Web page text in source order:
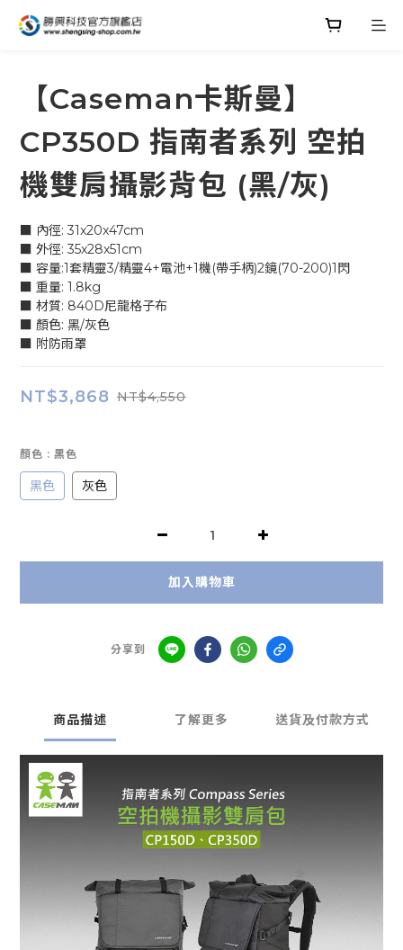
【Caseman卡斯曼】
CP350D 指南者系列 空拍
機雙肩攝影背包 (黑/灰)
■ 內徑: 31x20x47cm
■ 外徑: 35x28x51cm
■ 容量:1套精靈3/精靈4+電池+1機(帶手柄)2鏡(70-200)1閃
■ 重量: 1.8kg
■ 材質: 840D尼龍格子布
■ 顏色: 黑/灰色
■ 附防雨罩
NT$3,868 NT$4,550
顏色 : 黑色
黑色 灰色
加入購物車
分享到
商品描述 了解更多 送貨及付款方式